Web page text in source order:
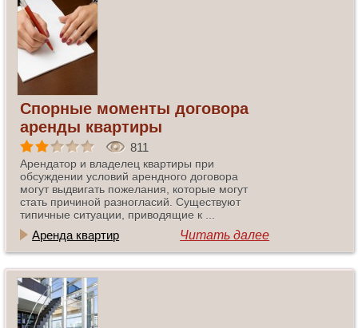
Спорные моменты договора
аренды квартиры
811
Арендатор и владелец квартиры при
обсуждении условий арендного договора
могут выдвигать пожелания, которые могут
стать причиной разногласий. Существуют
типичные ситуации, приводящие к ...
Аренда квартир Читать далее